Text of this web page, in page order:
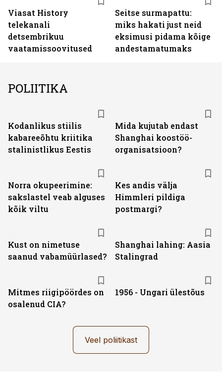
Viasat History
telekanali
detsembrikuu
vaatamissoovitused
Seitse surmapattu:
miks hakati just neid
eksimusi pidama kõige
andestamatumaks
POLIITIKA
Kodanlikus stiilis
kabareeõhtu kriitika
stalinistlikus Eestis
Mida kujutab endast
Shanghai koostöö­
organisatsioon?
Norra okupeerimine:
sakslastel veab alguses
kõik viltu
Kes andis välja
Himmleri pildiga
postmargi?
Kust on nimetuse
saanud vabamüürlased?
Shanghai lahing: Aasia
Stalingrad
Mitmes riigipöördes on
osalenud CIA?
1956 - Ungari ülestõus
Veel poliitikast